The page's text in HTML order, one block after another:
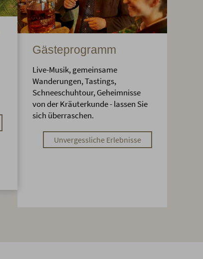
Gästeprogramm
Live-Musik, gemeinsame
Wanderungen, Tastings,
Schneeschuhtour, Geheimnisse
von der Kräuterkunde - lassen Sie
sich überraschen.
Unvergessliche Erlebnisse